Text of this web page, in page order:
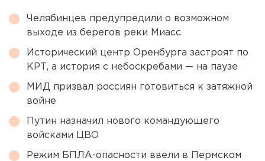
Челябинцев предупредили о возможном
выходе из берегов реки Миасс
Исторический центр Оренбурга застроят по
КРТ, а история с небоскребами — на паузе
МИД призвал россиян готовиться к затяжной
войне
Путин назначил нового командующего
войсками ЦВО
Режим БПЛА-опасности ввели в Пермском